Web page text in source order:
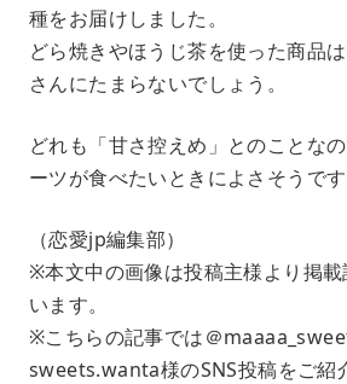
種をお届けしました。
どら焼きやほうじ茶を使った商品
さんにたまらないでしょう。
どれも「甘さ控えめ」とのことな
ーツが食べたいときによさそうです
（恋愛jp編集部）
※本文中の画像は投稿主様より掲
います。
※こちらの記事では＠
sweets.wanta様のSNS投稿をご紹